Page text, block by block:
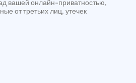
вашей онлайн-приватностью,
от третьих лиц, утечек